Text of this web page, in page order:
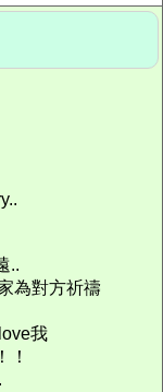
..
為對方祈禱
我
！